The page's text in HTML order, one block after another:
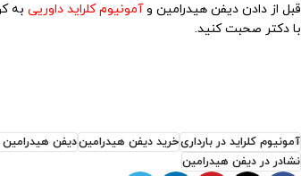
قبل از دادن دیفن هیدرامین وآمونیوم کلراید داوریی به
با دکتر صحبت کنید.
آمونیوم کلراید در بارداریخرید دیفن هیدرامیندیفن هیدرامین
نشادر در دیفن هیدرامین